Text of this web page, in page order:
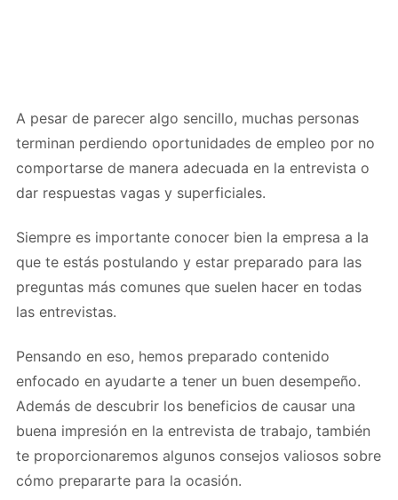
A pesar de parecer algo sencillo, muchas personas
terminan perdiendo oportunidades de empleo por no
comportarse de manera adecuada en la entrevista o
dar respuestas vagas y superficiales.
Siempre es importante conocer bien la empresa a la
que te estás postulando y estar preparado para las
preguntas más comunes que suelen hacer en todas
las entrevistas.
Pensando en eso, hemos preparado contenido
enfocado en ayudarte a tener un buen desempeño.
Además de descubrir los beneficios de causar una
buena impresión en la entrevista de trabajo, también
te proporcionaremos algunos consejos valiosos sobre
cómo prepararte para la ocasión.